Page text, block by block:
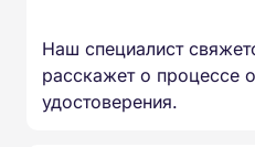
Наш специалист
расскажет о процессе
удостоверения.